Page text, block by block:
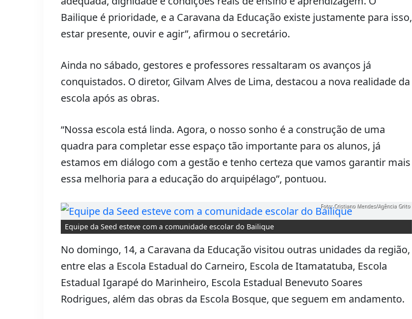
Bailique é prioridade, e a Caravana da Educação existe justamente para isso,
estar presente, ouvir e agir”, afirmou o secretário.
Ainda no sábado, gestores e professores ressaltaram os avanços já
conquistados. O diretor, Gilvam Alves de Lima, destacou a nova realidade da
escola após as obras.
“Nossa escola está linda. Agora, o nosso sonho é a construção de uma
quadra para completar esse espaço tão importante para os alunos, já
estamos em diálogo com a gestão e tenho certeza que vamos garantir mais
essa melhoria para a educação do arquipélago”, pontuou.
Equipe da Seed esteve com a comunidade escolar do Bailique
Foto: Cristiano Mendes/Agência Grito
No domingo, 14, a Caravana da Educação visitou outras unidades da região,
entre elas a Escola Estadual do Carneiro, Escola de Itamatatuba, Escola
Estadual Igarapé do Marinheiro, Escola Estadual Benevuto Soares
Rodrigues, além das obras da Escola Bosque, que seguem em andamento.